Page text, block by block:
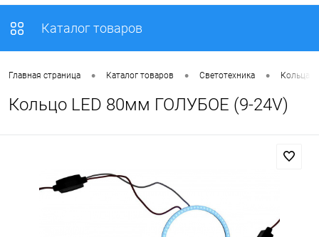
Каталог товаров
Главная страница • Каталог товаров • Светотехника • Кольца и
Кольцо LED 80мм ГОЛУБОЕ (9-24V)